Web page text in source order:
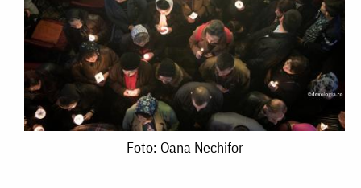
Foto: Oana Nechifor